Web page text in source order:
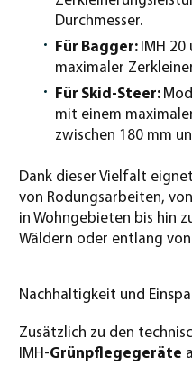
Durchmesser.
Für Bagger: IMH
maximaler
Für Skid-Steer:
mit einem
zwischen 180 mm
Dank dieser Vielfalt
von Rodungsarbeiten,
in Wohngebieten bis hin
Wäldern oder entlang von
Nachhaltigkeit und
Zusätzlich zu den
IMH-Grünpflegegeräte